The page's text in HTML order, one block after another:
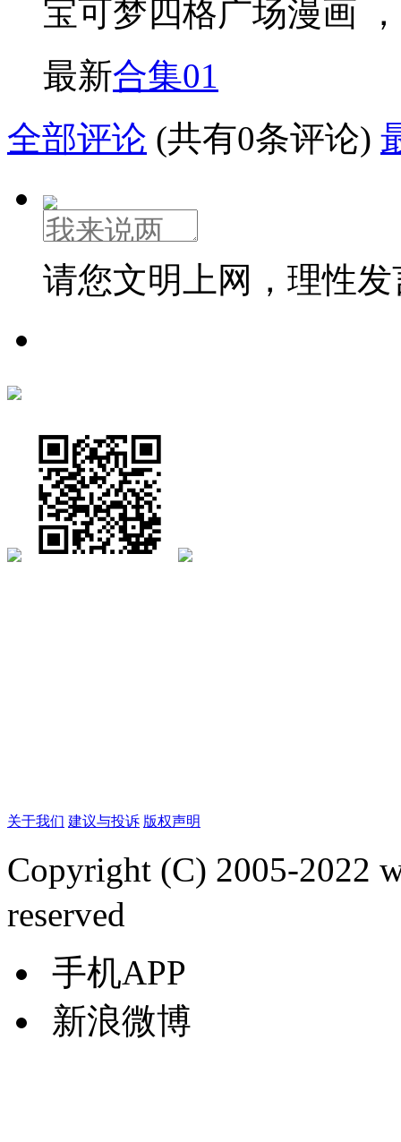
宝可梦四格广场漫画
最新合集01
全部评论 (共有0条评论)
请您文明上网，理性
关于我们 建议与投诉 版权声明
Copyright (C) 2005-2022
reserved
手机APP
新浪微博